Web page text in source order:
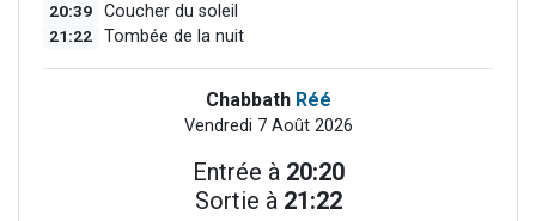
20:39 Coucher du soleil
21:22 Tombée de la nuit
Chabbath Réé
Vendredi 7 Août 2026
Entrée à 20:20
Sortie à 21:22